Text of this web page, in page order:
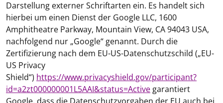
Darstellung externer Schriftarten ein. Es handelt sich
hierbei um einen Dienst der Google LLC, 1600
Amphitheatre Parkway, Mountain View, CA 94043 USA,
nachfolgend nur „Google“ genannt. Durch die
Zertifizierung nach dem EU-US-Datenschutzschild („EU-
US Privacy
Shield“) https://www.privacyshield.gov/participant?
id=a2zt000000001L5AAI&status=Activegarantiert